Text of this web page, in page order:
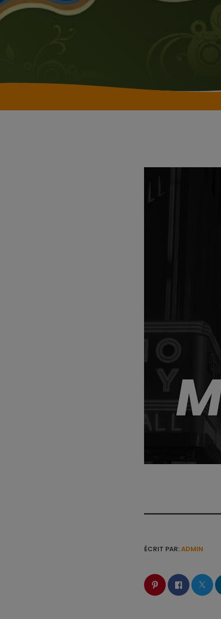
ÉCRIT PAR:ADMIN